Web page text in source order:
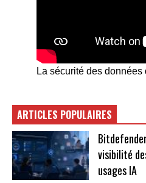
La sécurité des données
ARTICLES POPULAIRES
visibilité
usages IA